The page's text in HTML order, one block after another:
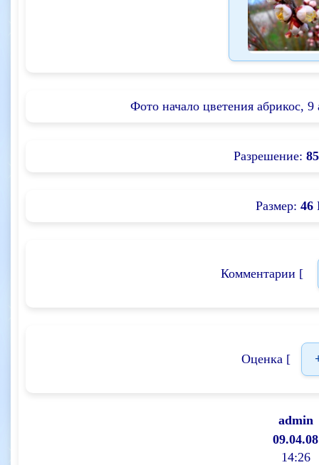
Фото начало цветения абрикос, 9
Разрешение:
Размер: 46
Комментарии [
Оценка [
admin
09.04.08
14:26